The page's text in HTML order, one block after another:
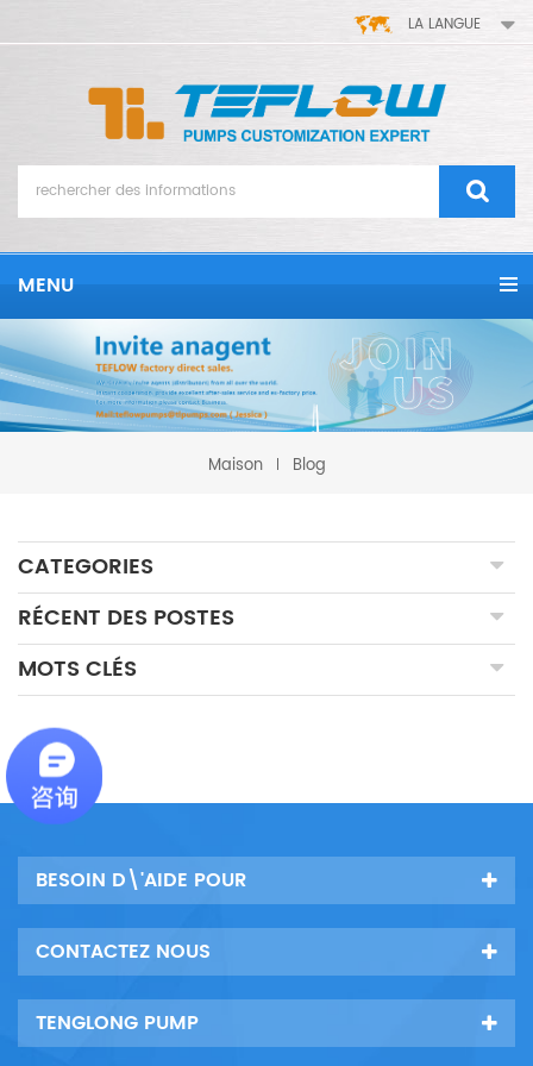
LA LANGUE
MENU
Maison Blog
CATEGORIES
RÉCENT DES POSTES
MOTS CLÉS
BESOIN D\'AIDE POUR
CONTACTEZ NOUS
TENGLONG PUMP